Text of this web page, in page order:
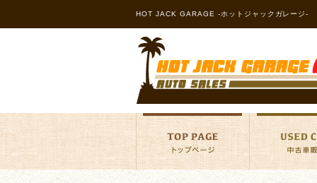
HOT JACK GARAGE -ホットジャックガレージ-